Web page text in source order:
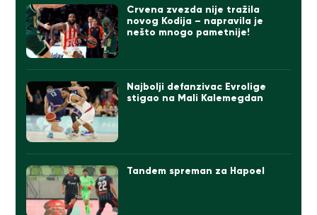
Crvena zvezda nije tražila
novog Kodija – napravila je
nešto mnogo pametnije!
Najbolji defanzivac Evrolige
stigao na Mali Kalemegdan
Tandem spreman za Hapoel